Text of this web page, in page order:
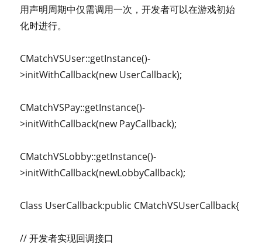
用声明周期中仅需调用一次，开发者可以在游戏初始
化时进行。
CMatchVSUser::getInstance()-
>initWithCallback(new UserCallback);
CMatchVSPay::getInstance()-
>initWithCallback(new PayCallback);
CMatchVSLobby::getInstance()-
>initWithCallback(newLobbyCallback);
Class UserCallback:public CMatchVSUserCallback{
// 开发者实现回调接口